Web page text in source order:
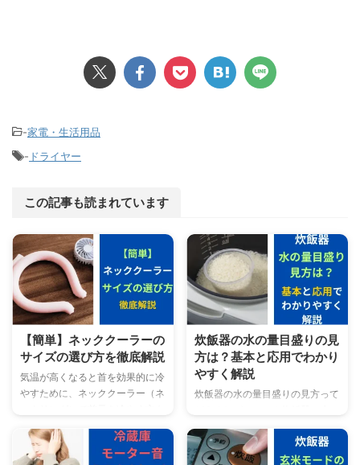
-家電・生活用品
- ドライヤー
この記事も読まれています
【簡単】ネッククーラーの
サイズの選び方を徹底解説
気温が高くなると首を効果的に冷
やすために、ネッククーラー（ネ
クーラーを初めて購入する方にも
わかる様にネッククーラーの選び
炊飯器の水の量目盛りの見
方は？基本と応用でわかり
やすく解説
炊飯器の水の量目盛りの見方って
り状態を調整って可能なの？ こ
んな悩みを解消します。 この記